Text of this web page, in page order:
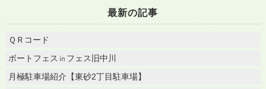
最新の記事
ＱＲコード
ボートフェス㏌フェス旧中川
月極駐車場紹介【東砂2丁目駐車場】